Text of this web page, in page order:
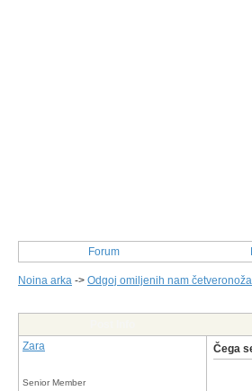
Forum
Noina arka -> Odgoj omiljenih nam
Zara
Senior Member
Čega